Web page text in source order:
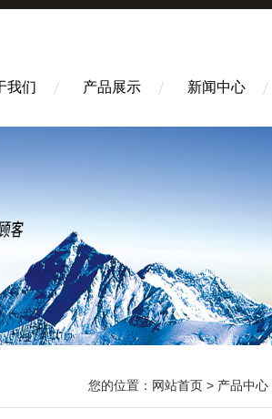
我们 产品展示 新闻中心
您的位置： 网站首页 > 产品中心